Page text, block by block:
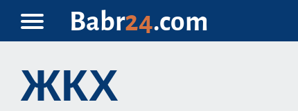
Babr24.com
ЖКХ